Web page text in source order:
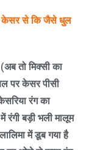
केसर से कि जैसे धुल
तो मिक्सी का
पर केसर पीसी
रंग का
बड़ी भली मालूम
में डूब गया है